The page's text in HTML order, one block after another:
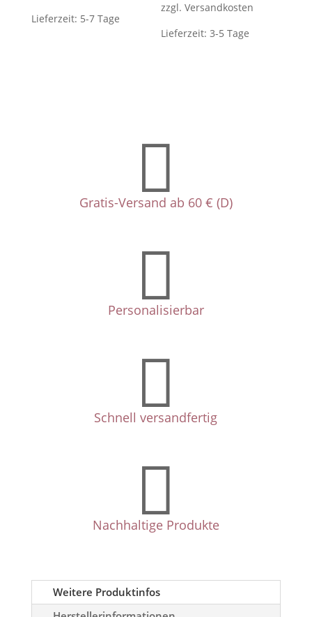
Lieferzeit: 5-7 Tage
zzgl.Versandkosten
Lieferzeit:3-5 Tage

Gratis-Versand ab 60 € (D)

Personalisierbar

Schnell versandfertig

Nachhaltige Produkte
Weitere Produktinfos